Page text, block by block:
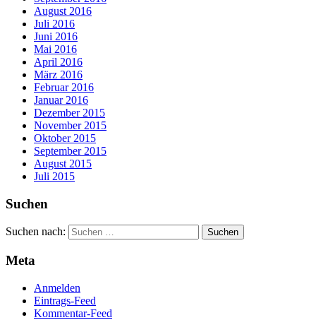
August 2016
Juli 2016
Juni 2016
Mai 2016
April 2016
März 2016
Februar 2016
Januar 2016
Dezember 2015
November 2015
Oktober 2015
September 2015
August 2015
Juli 2015
Suchen
Suchen nach:
Meta
Anmelden
Eintrags-Feed
Kommentar-Feed